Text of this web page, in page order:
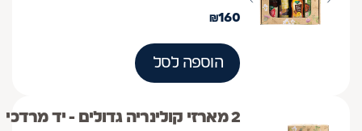
160
₪
הוספה לסל
2 מארזי קולינריה גדולים - יד מרדכי